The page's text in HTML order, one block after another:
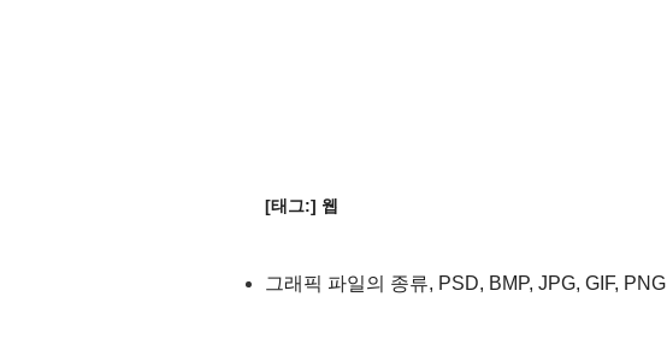
[태그:] 웹
그래픽 파일의 종류, PSD, BMP, JPG, GIF, PNG